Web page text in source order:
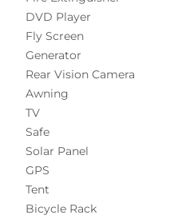
DVD Player
Fly Screen
Generator
Rear Vision Camera
Awning
TV
Safe
Solar Panel
GPS
Tent
Bicycle Rack